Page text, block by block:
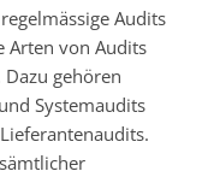
Audits
Arten von Audits
gehören
Systemaudits